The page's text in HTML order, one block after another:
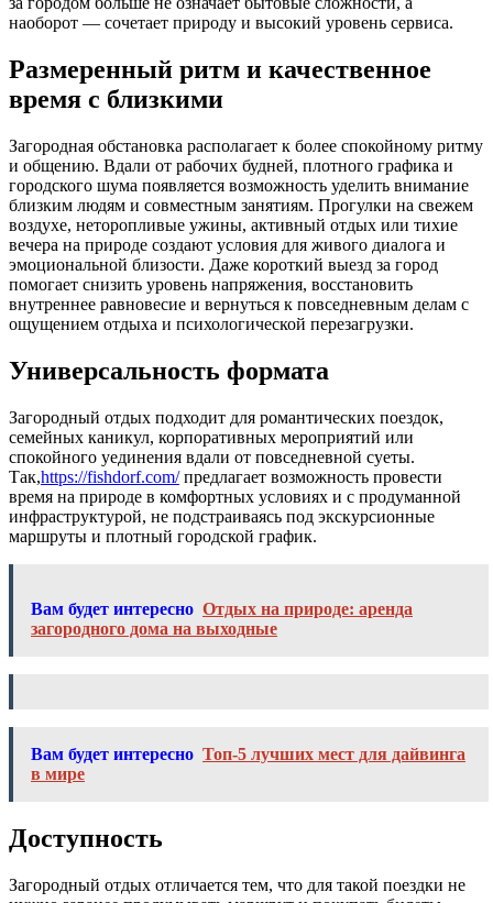
наоборот — сочетает природу и высокий уровень сервиса.
Размеренный ритм и качественное
время с близкими
Загородная обстановка располагает к более спокойному ритму
и общению. Вдали от рабочих будней, плотного графика и
городского шума появляется возможность уделить внимание
близким людям и совместным занятиям. Прогулки на свежем
воздухе, неторопливые ужины, активный отдых или тихие
вечера на природе создают условия для живого диалога и
эмоциональной близости. Даже короткий выезд за город
помогает снизить уровень напряжения, восстановить
внутреннее равновесие и вернуться к повседневным делам с
ощущением отдыха и психологической перезагрузки.
Универсальность формата
Загородный отдых подходит для романтических поездок,
семейных каникул, корпоративных мероприятий или
спокойного уединения вдали от повседневной суеты.
Так,https://fishdorf.com/предлагает возможность провести
время на природе в комфортных условиях и с продуманной
инфраструктурой, не подстраиваясь под экскурсионные
маршруты и плотный городской график.
Вам будет интересно Отдых на природе: аренда
загородного дома на выходные
Вам будет интересно Топ-5 лучших мест для дайвинга
в мире
Доступность
Загородный отдых отличается тем, что для такой поездки не